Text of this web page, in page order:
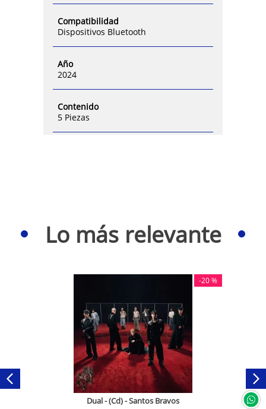
Compatibilidad
Dispositivos Bluetooth
Año
2024
Contenido
5 Piezas
Lo más relevante
-20 %
Dual - (Cd) - Santos Bravos